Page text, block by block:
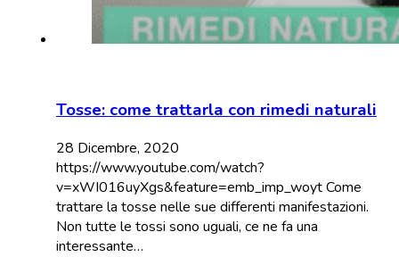
Tosse: come trattarla con rimedi naturali
28 Dicembre, 2020
https://www.youtube.com/watch?
v=xWI016uyXgs&feature=emb_imp_woyt Come
trattare la tosse nelle sue differenti manifestazioni.
Non tutte le tossi sono uguali, ce ne fa una
interessante…